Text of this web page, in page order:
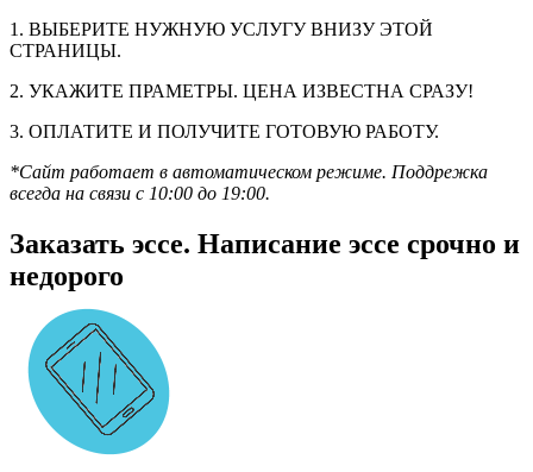
1. ВЫБЕРИТЕ НУЖНУЮ УСЛУГУ ВНИЗУ ЭТОЙ
СТРАНИЦЫ.
2. УКАЖИТЕ ПРАМЕТРЫ. ЦЕНА ИЗВЕСТНА СРАЗУ!
3. ОПЛАТИТЕ И ПОЛУЧИТЕ ГОТОВУЮ РАБОТУ.
*Сайт работает в автоматическом режиме. Поддрежка
всегда на связи с 10:00 до 19:00.
Заказать эссе. Написание эссе срочно и
недорого